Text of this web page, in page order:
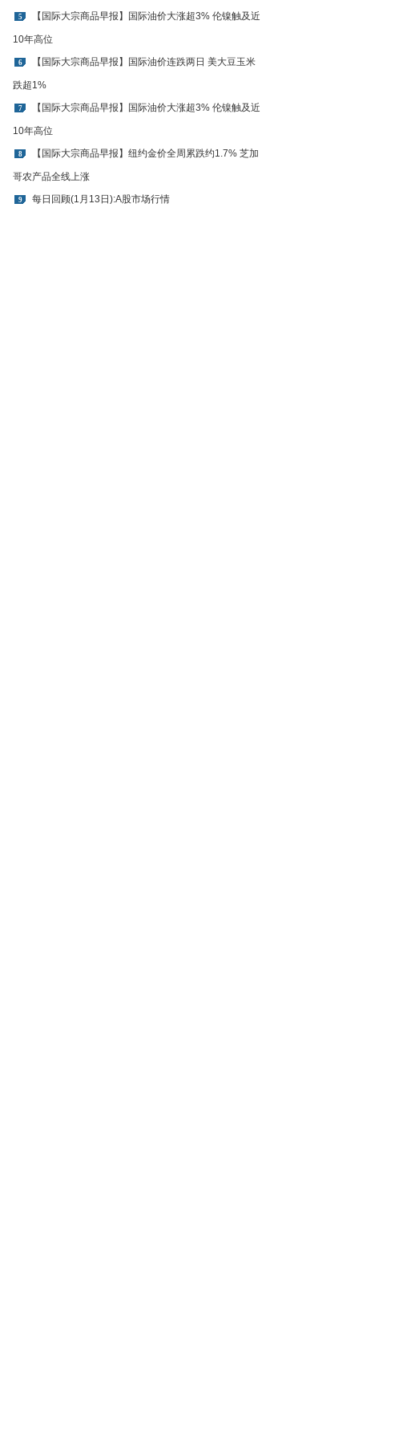
5 【国际大宗商品早报】国际油价大涨超3% 伦镍触及近
10年高位
6 【国际大宗商品早报】国际油价连跌两日 美大豆玉米
跌超1%
7 【国际大宗商品早报】国际油价大涨超3% 伦镍触及近
10年高位
8 【国际大宗商品早报】纽约金价全周累跌约1.7% 芝加
哥农产品全线上涨
9 每日回顾(1月13日):A股市场行情